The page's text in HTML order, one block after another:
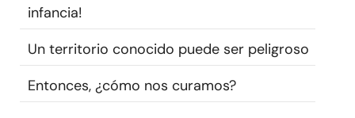
Comunidad
Encuentra un terapeuta
infancia!
Un territorio conocido puede ser peligroso
Entonces, ¿cómo nos curamos?